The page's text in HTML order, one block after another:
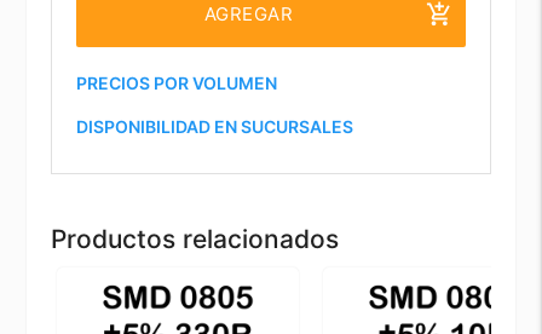
AGREGAR add_shopping_cart
PRECIOS POR VOLUMEN
DISPONIBILIDAD EN SUCURSALES
Productos relacionados